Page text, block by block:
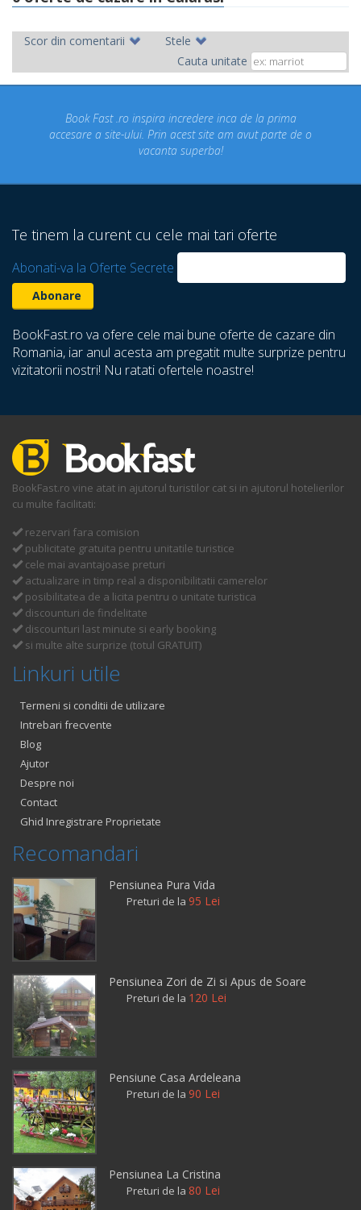
Scor din comentarii
Stele
Cauta unitate
incredere inca de la prima
Prin acest site am avut parte de o
Concediul nostru
un concediu de vis.
Te tinem la curent cu cele mai tari oferte
Abonati-va la Oferte Secrete
BookFast.ro va ofere cele mai bune oferte de cazare din
Romania, iar anul acesta am pregatit multe surprize pentru
vizitatorii nostri! Nu ratati ofertele noastre!
BookFast.ro vine atat in ajutorul turistilor cat si in ajutorul hotelierilor
cu multe facilitati:
rezervari fara comision
publicitate gratuita pentru unitatile turistice
cele mai avantajoase preturi
actualizare in timp real a disponibilitatii camerelor
posibilitatea de a licita pentru o unitate turistica
discounturi de findelitate
discounturi last minute si early booking
si multe alte surprize (totul GRATUIT)
Linkuri utile
Termeni si conditii de utilizare
Intrebari frecvente
Blog
Ajutor
Despre noi
Contact
Ghid Inregistrare Proprietate
Recomandari
Pensiunea Pura Vida
Preturi de la 95 Lei
Pensiunea Zori de Zi si Apus de Soare
Preturi de la 120 Lei
Pensiune Casa Ardeleana
Preturi de la 90 Lei
Pensiunea La Cristina
Preturi de la 80 Lei